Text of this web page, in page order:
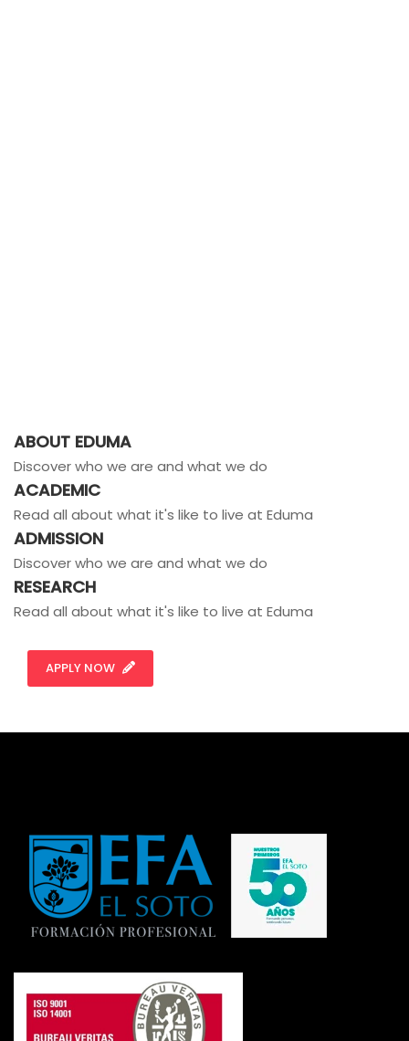
ABOUT EDUMA
Discover who we are and what we do
ACADEMIC
Read all about what it's like to live at Eduma
ADMISSION
Discover who we are and what we do
RESEARCH
Read all about what it's like to live at Eduma
APPLY NOW